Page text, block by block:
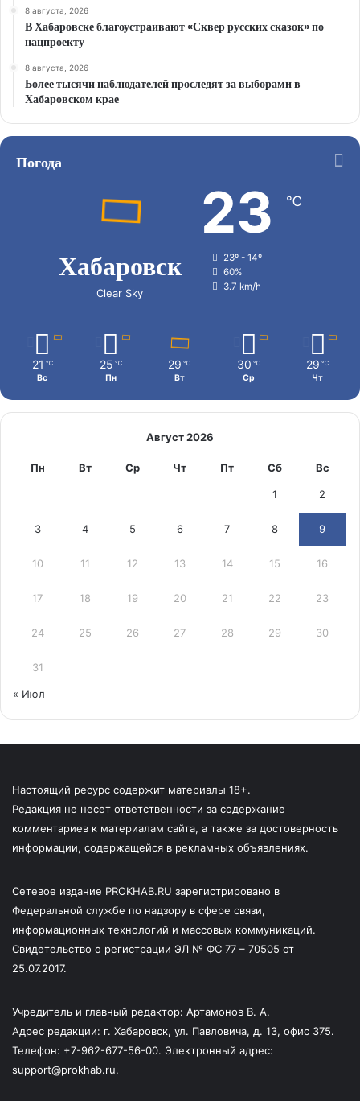
8 августа, 2026
В Хабаровске благоустраивают «Сквер русских сказок» по
нацпроекту
8 августа, 2026
Более тысячи наблюдателей проследят за выборами в
Хабаровском крае
Погода
Хабаровск
Clear Sky
23 ℃
23º - 14º
60%
3.7 km/h
21 ℃
Вс
25 ℃
Пн
29 ℃
Вт
30 ℃
Ср
29 ℃
Чт
Август 2026
Пн Вт Ср Чт Пт Сб Вс
1 2
3 4 5 6 7 8 9
10 11 12 13 14 15 16
17 18 19 20 21 22 23
24 25 26 27 28 29 30
31
« Июл
Настоящий ресурс содержит материалы 18+.
Редакция не несет ответственности за содержание
комментариев к материалам сайта, а также за достоверность
информации, содержащейся в рекламных объявлениях.
Сетевое издание PROKHAB.RU зарегистрировано в
Федеральной службе по надзору в сфере связи,
информационных технологий и массовых коммуникаций.
Свидетельство о регистрации ЭЛ № ФС 77 – 70505 от
25.07.2017.
Учредитель и главный редактор: Артамонов В. А.
Адрес редакции: г. Хабаровск, ул. Павловича, д. 13, офис 375.
Телефон: +7-962-677-56-00. Электронный адрес:
support@prokhab.ru.